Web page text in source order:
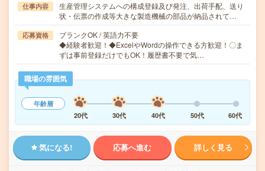
仕事内容
生産管理システムへの構成登録及び発注、出荷手配、送り
状・伝票の作成等大きな製造機械の部品が納品されて…
応募資格
ブランクOK / 英語力不要
◆経験者歓迎！◆ExcelやWordの操作できる方歓迎！〇ま
ずは事前登録だけでもOK！履歴書不要で気…
職場の雰囲気
年齢層
20代
30代 40代 50代 60代
気になる! 応募へ進む 詳しく見る